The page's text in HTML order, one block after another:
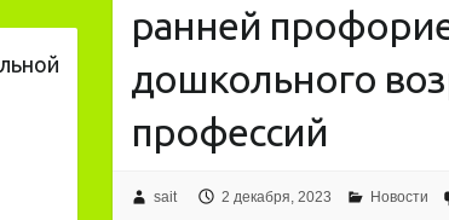
ранней
дошкольного
профессий
sait 2 декабря, 2023 Новости